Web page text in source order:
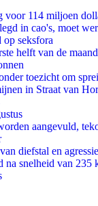
voor 114 miljoen
in cao's, moet
seksfora
helft van de
toezicht om
in Straat van
aangevuld,
diefstal en agressie
na snelheid van 235